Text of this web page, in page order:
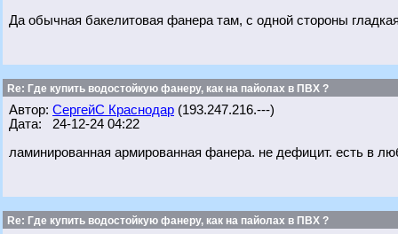
Да обычная бакелитовая фанера там, с одной стороны
Re: Где купить водостойкую фанеру, как на пайолах в ПВХ ?
Автор: СергейС Краснодар (193.247.216.---)
Дата: 24-12-24 04:22
ламинированная армированная фанера. не дефицит. есть в
Re: Где купить водостойкую фанеру, как на пайолах в ПВХ ?